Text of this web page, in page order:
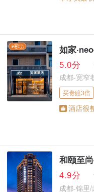
如家
5.0分
成都-宽窄
买贵赔3倍
酒店很
和颐至
4.9分
成都-锦里